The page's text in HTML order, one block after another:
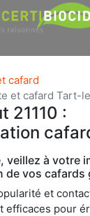
cafard
et cafard Tart-
21110 :
veillez à votre
de vos cafards
et
efficaces pour